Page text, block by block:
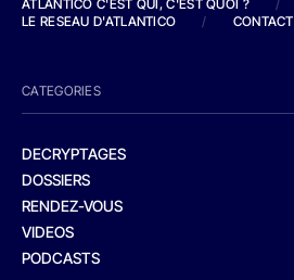
ATLANTICO C'EST QUI, C'EST QUOI ?
/
LE RESEAU D'ATLANTICO
/ CONTACT
CATEGORIES
DECRYPTAGES
DOSSIERS
RENDEZ-VOUS
VIDEOS
PODCASTS